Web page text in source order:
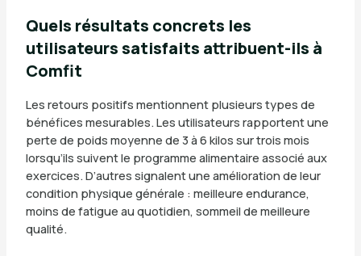
Quels résultats concrets les
utilisateurs satisfaits attribuent-ils à
Comfit
Les retours positifs mentionnent plusieurs types de
bénéfices mesurables. Les utilisateurs rapportent une
perte de poids moyenne de 3 à 6 kilos sur trois mois
lorsqu’ils suivent le programme alimentaire associé aux
exercices. D’autres signalent une amélioration de leur
condition physique générale : meilleure endurance,
moins de fatigue au quotidien, sommeil de meilleure
qualité.